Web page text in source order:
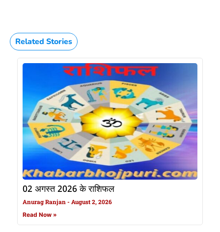
Related Stories
02 अगस्त 2026 के राशिफल
Anurag Ranjan August 2, 2026
Read Now »